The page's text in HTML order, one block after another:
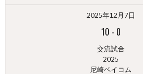
2025年12月7日
10 - 0
交流試合
2025
尼崎ベイコム